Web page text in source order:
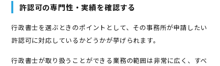
許認可の専門性・実績を確認する
行政書士を選ぶときのポイントとして、その事務所が申請したい
許認可に対応しているかどうかが挙げられます。
行政書士が取り扱うことができる業務の範囲は非常に広く、すべ